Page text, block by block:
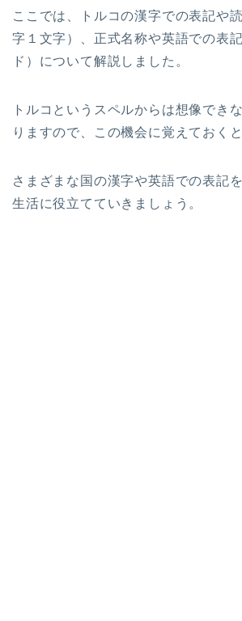
ここでは、トルコの漢字での表記や
字１文字）、正式名称や英語での表
ド）について解説しました。
トルコというスペルからは想像でき
りますので、この機会に覚えておく
さまざまな国の漢字や英語での表記
生活に役立てていきましょう。